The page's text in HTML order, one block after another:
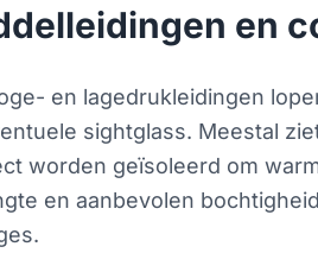
en
en lagedrukleidingen
sightglass. Meestal
worden geïsoleerd om
en aanbevolen